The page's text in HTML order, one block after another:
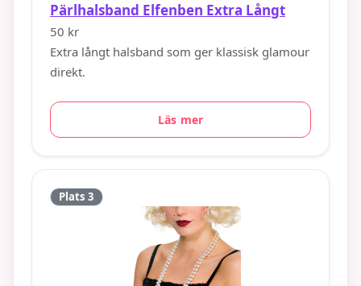
Pärlhalsband Elfenben Extra Långt
50 kr
Extra långt halsband som ger klassisk glamour
direkt.
Läs mer
Plats 3